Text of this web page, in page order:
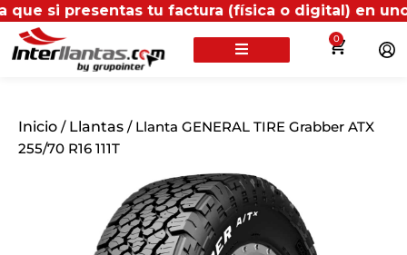
tu factura (física o digital) en uno de
0
Inicio / Llantas / Llanta GENERAL TIRE Grabber ATX
255/70 R16 111T